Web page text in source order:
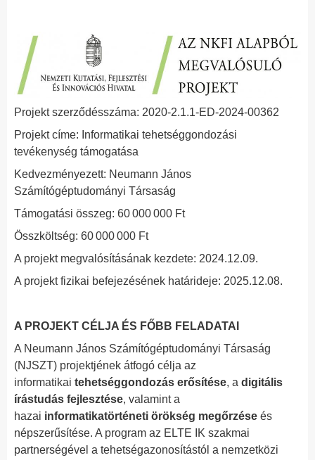
Projekt szerződésszáma: 2020-2.1.1-ED-2024-00362
Projekt címe: Informatikai tehetséggondozási
tevékenység támogatása
Kedvezményezett: Neumann János
Számítógéptudományi Társaság
Támogatási összeg: 60 000 000 Ft
Összköltség: 60 000 000 Ft
A projekt megvalósításának kezdete: 2024.12.09.
A projekt fizikai befejezésének határideje: 2025.12.08.
A PROJEKT CÉLJA ÉS FŐBB FELADATAI
A Neumann János Számítógéptudományi Társaság
(NJSZT) projektjének átfogó célja az
informatikai tehetséggondozás erősítése, a digitális
írástudás fejlesztése, valamint a
hazai informatikatörténeti örökség megőrzése és
népszerűsítése. A program az ELTE IK szakmai
partnerségével a tehetségazonosítástól a nemzetközi